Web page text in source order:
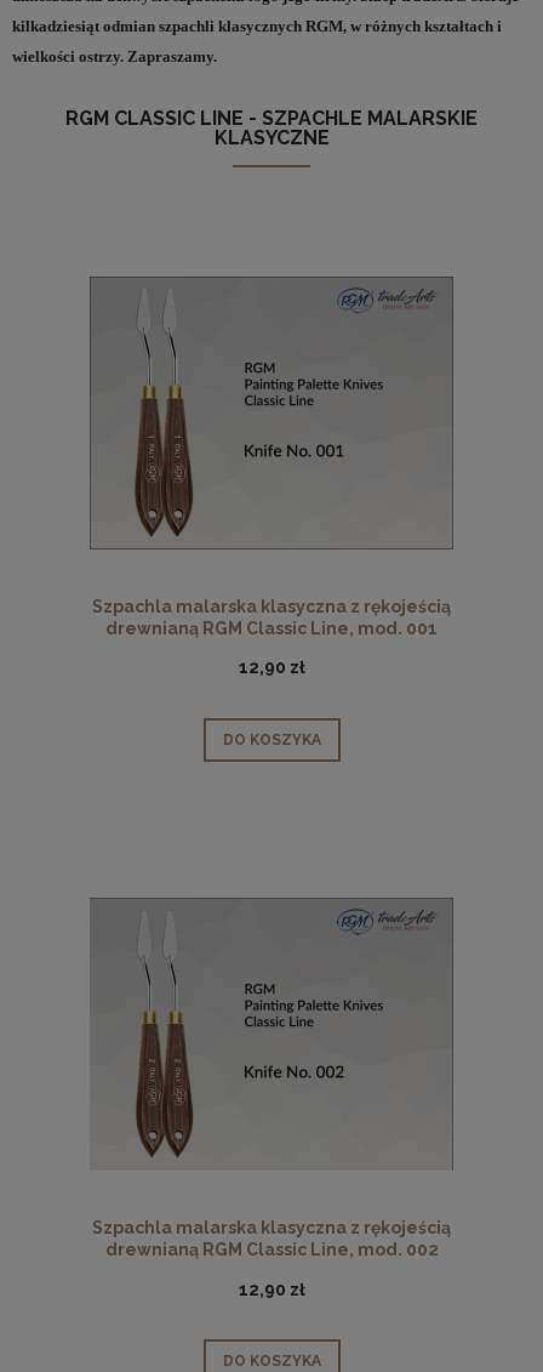
kilkadziesiąt odmian szpachli klasycznych RGM, w różnych kształtach i
wielkości ostrzy. Zapraszamy.
RGM CLASSIC LINE - SZPACHLE MALARSKIE
KLASYCZNE
Szpachla malarska klasyczna z rękojeścią
drewnianą RGM Classic Line, mod. 001
12,90 zł
DO KOSZYKA
Szpachla malarska klasyczna z rękojeścią
drewnianą RGM Classic Line, mod. 002
12,90 zł
DO KOSZYKA